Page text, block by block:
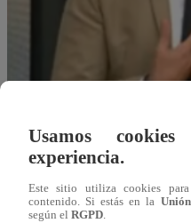
Usamos
experiencia.
Este sitio utiliza cookies
contenido. Si estás en la
según el RGPD